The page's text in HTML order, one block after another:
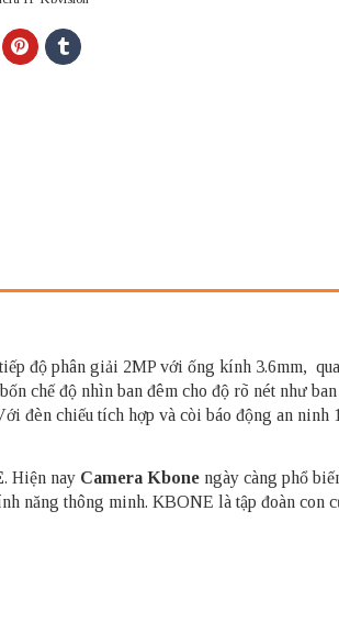
độ phân giải 2MP với ống kính 3.6mm,
chế độ nhìn ban đêm cho độ rõ nét như
đèn chiếu tích hợp và còi báo động an ninh
. Hiện nay Camera Kbone ngày càng phổ
năng thông minh. KBONE là tập đoàn con